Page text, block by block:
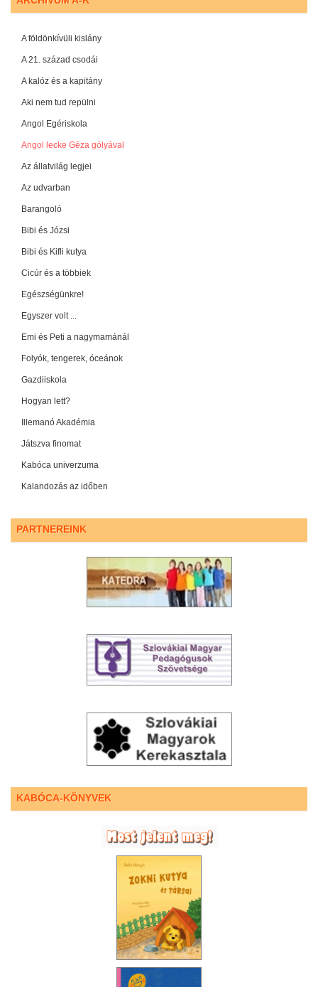
A földönkívüli kislány
A 21. század csodái
A kalóz és a kapitány
Aki nem tud repülni
Angol Egériskola
Angol lecke Géza gólyával
Az állatvilág legjei
Az udvarban
Barangoló
Bibi és Józsi
Bibi és Kifli kutya
Cicúr és a többiek
Egészségünkre!
Egyszer volt ...
Emi és Peti a nagymamánál
Folyók, tengerek, óceánok
Gazdiiskola
Hogyan lett?
Illemanó Akadémia
Játszva finomat
Kabóca univerzuma
Kalandozás az időben
PARTNEREINK
KABÓCA-KÖNYVEK